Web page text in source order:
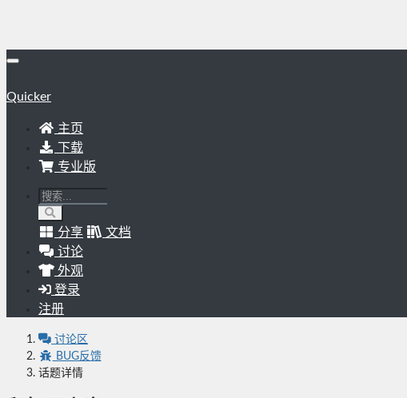
Quicker
主页
下载
专业版
分享
文档
讨论
外观
登录
注册
讨论区
BUG反馈
话题详情